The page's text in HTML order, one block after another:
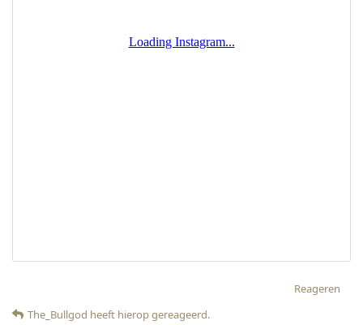
Reageren
The_Bullgod heeft hierop gereageerd.